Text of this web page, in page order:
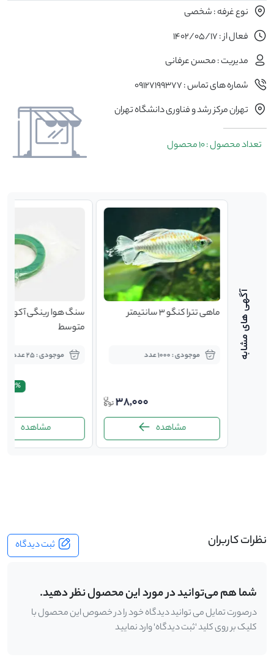
نوع غرفه : شخصی
فعال از : 1402/05/17
مدیریت : محسن عرفانی
شماره های تماس : 09127199377
تهران مرکز رشد و فناوری دانشگاه تهران
تعداد محصول : 10 محصول
ماهی تترا کنگو 3 سانتیمتر
موجودی : 1000 عدد
38,000
مشاهده
سنگ هوا رینگی
متوسط
موجودی : 25 عدد
18.2%
مشاهده
نظرات کاربران ثبت دیدگاه
شما هم می‌توانید در مورد این محصول نظر دهید.
درصورت تمایل می توانید دیدگاه خود را در خصوص این محصول با
کلیک بر روی کلید 'ثبت دیدگاه' وارد نمایید